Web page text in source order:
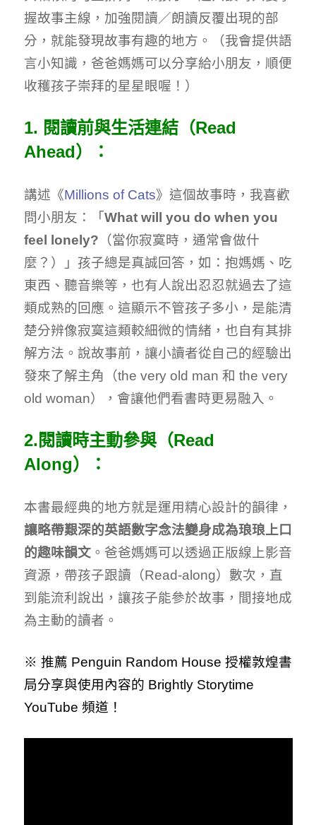
握故事主線，加強閱讀／朗讀反覆出現的部
分，就能發現故事有趣的地方。（我會提供語
言小知識，爸爸媽媽可以分享給小朋友，順便
收穫孩子崇拜的星星眼喔！）
1. 閱讀前與生活連結（Read
Ahead）：
講述《Millions of Cats》這個故事時，我喜歡
問小朋友：「What will you do when you
feel lonely? （當你寂寞時，通常會做什
麼？）」孩子總是真誠回答，如：抱媽媽、吃
東西、聽音樂等，也有人說出忍忍就過去了這
類成熟的回應。這顯示不管孩子多小，是能清
楚分辨像寂寞這類較細微的情緒，也自有其排
解方法。說故事前，讓小讀者從自己的經驗出
發來了解主角（the very old man 和 the very
old woman），會讓他們看書時更易融入。
2.閱讀時主動參與（Read
Along）：
本書最經典的地方就是運用精心設計的韻律，
讓略帶艱深的英語數字念法變身成為琅琅上口
的趣味韻文。爸爸媽媽可以透過正版線上影音
資源，帶孩子跟讀（Read-along）數次，直
到能流利說出，讓孩子能參於故事，間接地成
為主動的讀者。
※ 推薦 Penguin Random House 授權敦煌書
局分享與使用內容的 Brightly Storytime
YouTube 頻道！